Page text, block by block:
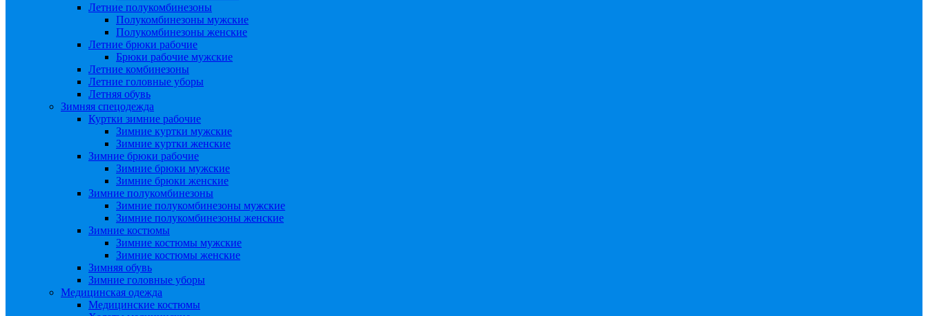
Летние полукомбинезоны
Полукомбинезоны мужские
Полукомбинезоны женские
Летние брюки рабочие
Брюки рабочие мужские
Летние комбинезоны
Летние головные уборы
Летняя обувь
Зимняя спецодежда
Куртки зимние рабочие
Зимние куртки мужские
Зимние куртки женские
Зимние брюки рабочие
Зимние брюки мужские
Зимние брюки женские
Зимние полукомбинезоны
Зимние полукомбинезоны мужские
Зимние полукомбинезоны женские
Зимние костюмы
Зимние костюмы мужские
Зимние костюмы женские
Зимняя обувь
Зимние головные уборы
Медицинская одежда
Медицинские костюмы